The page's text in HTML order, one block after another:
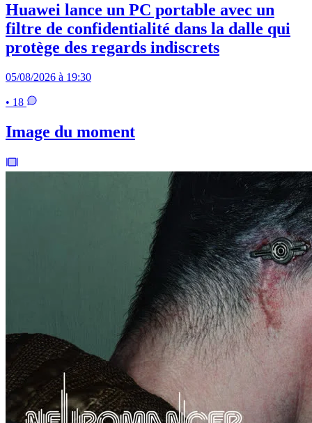
Huawei lance un PC portable avec un
filtre de confidentialité dans la dalle qui
protège des regards indiscrets
05/08/2026 à 19:30
• 18
Image du moment